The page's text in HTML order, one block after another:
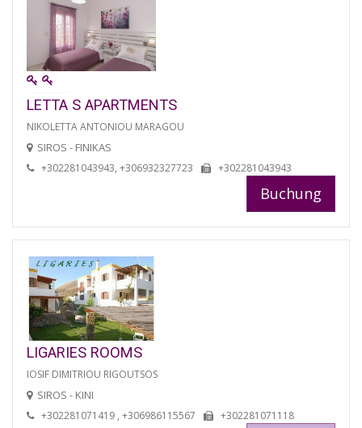
LETTA S APARTMENTS
NIKOLETTA ANTONIOU MARAGOU
SIROS - FINIKAS
+302281043943, +306932327723 +302281043943
Buchung
LIGARIES ROOMS
IOSIF DIMITRIOU RIGOUTSOS
SIROS - KINI
+302281071419 , +306986115567 +302281071118